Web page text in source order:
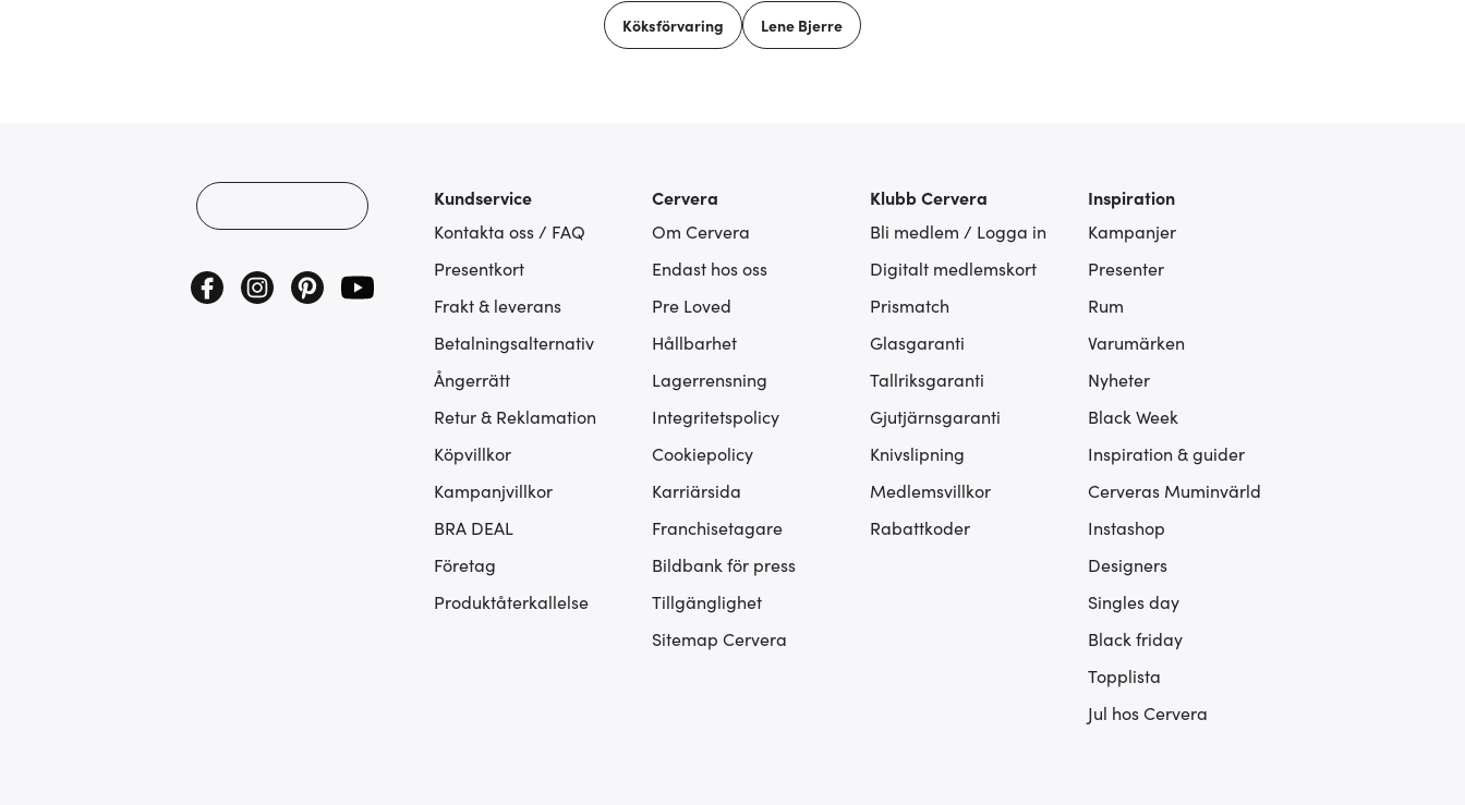
Köksförvaring Lene Bjerre
Kundservice
Kontakta oss / FAQ
Presentkort
Frakt & leverans
Betalningsalternativ
Ångerrätt
Retur & Reklamation
Köpvillkor
Kampanjvillkor
BRA DEAL
Företag
Produktåterkallelse
Cervera
Om Cervera
Endast hos oss
Pre Loved
Hållbarhet
Lagerrensning
Integritetspolicy
Cookiepolicy
Karriärsida
Franchisetagare
Bildbank för press
Tillgänglighet
Sitemap Cervera
Klubb Cervera
Bli medlem / Logga in
Digitalt medlemskort
Prismatch
Glasgaranti
Tallriksgaranti
Gjutjärnsgaranti
Knivslipning
Medlemsvillkor
Rabattkoder
Inspiration
Kampanjer
Presenter
Rum
Varumärken
Nyheter
Black Week
Inspiration & guider
Cerveras Muminvärld
Instashop
Designers
Singles day
Black friday
Topplista
Jul hos Cervera